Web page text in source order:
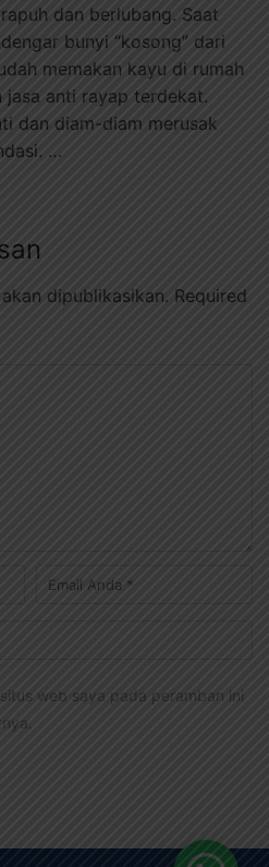
dan berlubang. Saat
bunyi “kosong” dari
memakan kayu di rumah
jasa anti rayap terdekat.
dan diam-diam merusak
…
dipublikasikan. Required
web saya pada peramban ini